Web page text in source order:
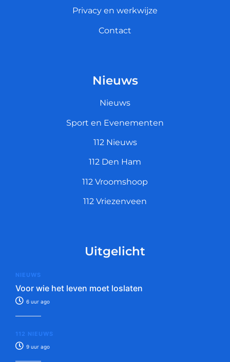
Privacy en werkwijze
Contact
Nieuws
Nieuws
Sport en Evenementen
112 Nieuws
112 Den Ham
112 Vroomshoop
112 Vriezenveen
Uitgelicht
NIEUWS
Voor wie het leven moet loslaten
6 uur ago
112 NIEUWS
9 uur ago